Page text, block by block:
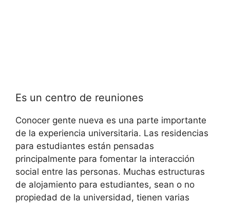
Es un centro de reuniones
Conocer gente nueva es una parte importante
de la experiencia universitaria. Las residencias
para estudiantes están pensadas
principalmente para fomentar la interacción
social entre las personas. Muchas estructuras
de alojamiento para estudiantes, sean o no
propiedad de la universidad, tienen varias